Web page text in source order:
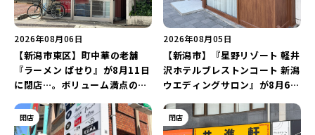
2026年08月06日
【新潟市東区】町中華の老舗
『ラーメン ぱせり』が8月11日
に閉店…。ボリューム満点の名
2026年08月05日
【新潟市】『星野リゾート 軽井
沢ホテルブレストンコート 新潟
ウエディングサロン』が8月6日
グを万代で相談しよう♪
開店 閉店